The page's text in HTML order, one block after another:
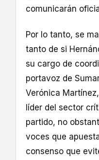
comunicarán
Por lo tanto, se
tanto de si
su cargo de
portavoz de
Verónica
líder del sector
partido, no
voces que
consenso que